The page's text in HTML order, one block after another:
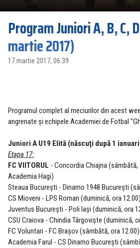
Program Juniori A, B, C,
martie 2017)
17 martie 2017, 06:39
Programul complet al meciurilor din acest
angrenate şi echipele Academiei de Fotbal
Juniori A U19 Elită (născuţi după 1
Etapa 17:
FC VIITORUL - Concordia Chiajna
Academia Hagi)
Steaua Bucureşti - Dinamo 1948 Bucureşti
CS Mioveni - LPS Roman (duminică, ora 12.00)
Juventus Bucureşti - Poli Iaşi (duminică, ora
CSU Craiova - Chindia Târgovişte (duminică,
FC Voluntari - FC Braşov (sâmbătă, ora 12.00)
Academia Farul - CS Dinamo Bucureşti